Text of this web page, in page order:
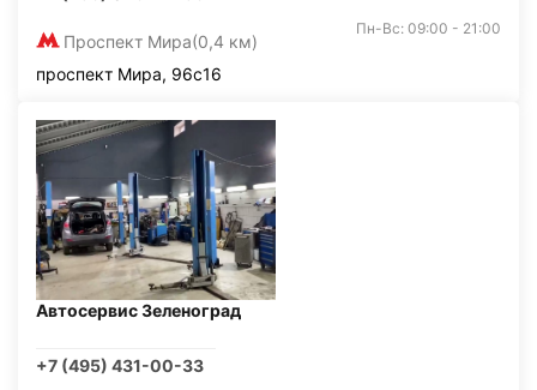
Проспект Мира(0,4 км)
Пн-Вс: 09:00 - 21:00
проспект Мира, 96с16
Автосервис Зеленоград
+7 (495) 431-00-33